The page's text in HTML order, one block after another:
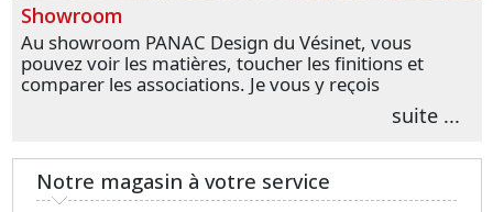
Showroom
Au showroom PANAC Design du Vésinet, vous
pouvez voir les matières, toucher les finitions et
comparer les associations. Je vous y reçois
personnellement pour parler de votre projet et
transformer vos premières idées en choix plussuite ...
Notre magasin à votre service